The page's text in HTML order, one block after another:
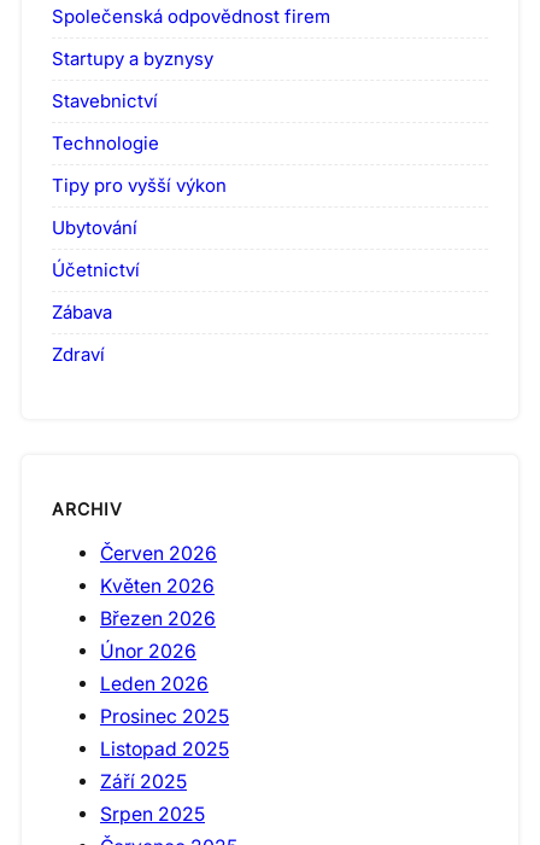
Společenská odpovědnost firem
Startupy a byznysy
Stavebnictví
Technologie
Tipy pro vyšší výkon
Ubytování
Účetnictví
Zábava
Zdraví
ARCHIV
Červen 2026
Květen 2026
Březen 2026
Únor 2026
Leden 2026
Prosinec 2025
Listopad 2025
Září 2025
Srpen 2025